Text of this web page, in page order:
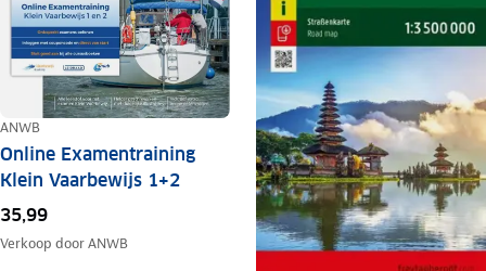
ANWB
Online Examentraining
Klein Vaarbewijs 1+2
35,99
Verkoop doorANWB